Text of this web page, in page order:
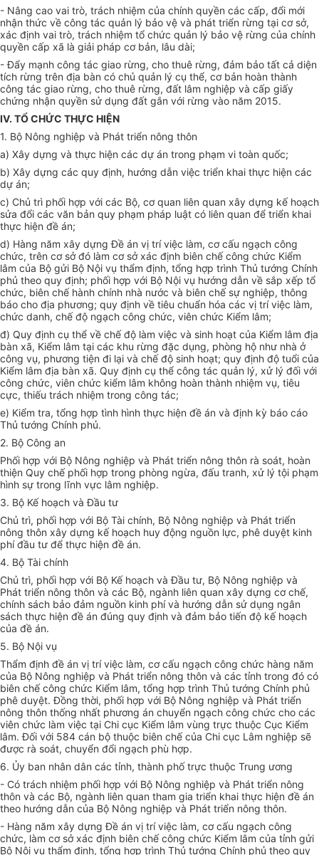
- Nâng cao vai trò, trách nhiệm của chính quyền các cấp, đổi mới
nhận thức về công tác quản lý bảo vệ và phát triển rừng tại cơ sở,
xác định vai trò, trách nhiệm tổ chức quản lý bảo vệ rừng của chính
quyền cấp xã là giải pháp cơ bản, lâu dài;
- Đẩy mạnh công tác giao rừng, cho thuê rừng, đảm bảo tất cả diện
tích rừng trên địa bàn có chủ quản lý cụ thể, cơ bản hoàn thành
công tác giao rừng, cho thuê rừng, đất lâm nghiệp và cấp giấy
chứng nhận quyền sử dụng đất gắn với rừng vào năm 2015.
IV. TỔ CHỨC THỰC HIỆN
1. Bộ Nông nghiệp và Phát triển nông thôn
a) Xây dựng và thực hiện các dự án trong phạm vi toàn quốc;
b) Xây dựng các quy định, hướng dẫn việc triển khai thực hiện các
dự án;
c) Chủ trì phối hợp với các Bộ, cơ quan liên quan xây dựng kế hoạch
sửa đổi các văn bản quy phạm pháp luật có liên quan để triển khai
thực hiện đề án;
d) Hàng năm xây dựngĐề án vị trí việc làm, cơ cấu ngạch công
chức, trên cơ sở đó làm cơ sở xác định biên chế công chức Kiểm
lâm của Bộ gửi Bộ Nội vụ thẩm định, tổng hợp trình Thủ tướng Chính
phủ theo quy định; phối hợp với Bộ Nội vụ hướng dẫn về sắp xếp tổ
chức, biên chế hành chính nhà nước và biên chế sự nghiệp, thông
báo cho địa phương; quy định về tiêu chuẩn hóa các vị trí việc làm,
chức danh, chế độ ngạch công chức, viên chức Kiểm lâm;
đ) Quy định cụ thể về chế độ làm việc và sinh hoạt của Kiểm lâm địa
bàn xã, Kiểm lâm tại các khu rừng đặc dụng, phòng hộ như nhà ở
công vụ, phương tiện đi lại và chế độ sinh hoạt; quy định độ tuổi của
Kiểm lâm địa bàn xã. Quy định cụ thể công tác quản lý, xử lý đối với
công chức, viên chức kiểm lâm không hoàn thành nhiệm vụ, tiêu
cực, thiếu trách nhiệm trong công tác;
e) Kiểm tra, tổng hợp tình hình thực hiện đề án và định kỳ báo cáo
Thủ tướng Chính phủ.
2. Bộ Công an
Phối hợp với Bộ Nông nghiệp và Phát triển nông thôn rà soát, hoàn
thiện Quy chế phối hợp trong phòng ngừa, đấu tranh, xử lý tội phạm
hình sự trong lĩnh vực lâm nghiệp.
3. Bộ Kế hoạch và Đầu tư
Chủ trì, phối hợp với Bộ Tài chính, Bộ Nông nghiệp và Phát triển
nông thôn xây dựng kế hoạch huy động nguồn lực, phê duyệt kinh
phí đầu tư để thực hiện đề án.
4. Bộ Tài chính
Chủ trì, phối hợp với Bộ Kế hoạch và Đầu tư, Bộ Nông nghiệp và
Phát triển nông thôn và các Bộ, ngành liên quan xây dựng cơ chế,
chính sách bảo đảm nguồn kinh phí và hướng dẫn sử dụng ngân
sách thực hiện đề án đúng quy định và đảm bảo tiến độ kế hoạch
của đề án.
5. Bộ Nội vụ
Thẩm định đề án vị trí việc làm, cơ cấu ngạch công chức hàng năm
của Bộ Nông nghiệp và Phát triển nông thôn và các tỉnh trong đó có
biên chế công chức Kiểm lâm, tổng hợp trình Thủ tướng Chính phủ
phê duyệt. Đồng thời, phối hợp với Bộ Nông nghiệp và Phát triển
nông thôn thống nhất phương án chuyển ngạch công chức cho các
viên chức làm việc tại Chi cục Kiểm lâm vùng trực thuộc Cục Kiểm
lâm. Đối với 584 cán bộ thuộc biên chế của Chi cục Lâm nghiệp sẽ
được rà soát, chuyển đổi ngạch phù hợp.
6. Ủy ban nhân dân các tỉnh, thành phố trực thuộc Trung ương
- Có trách nhiệm phối hợp với Bộ Nông nghiệp và Phát triển nông
thôn và các Bộ, ngành liên quan tham gia triển khai thực hiện đề án
theo hướng dẫn của Bộ Nông nghiệp và Phát triển nông thôn.
- Hàng năm xây dựngĐề án vị trí việc làm, cơ cấu ngạch công
chức, làm cơ sở xác định biên chế công chức Kiểm lâm của tỉnh gửi
Bộ Nội vụ thẩm định, tổng hợp trình Thủ tướng Chính phủ theo quy